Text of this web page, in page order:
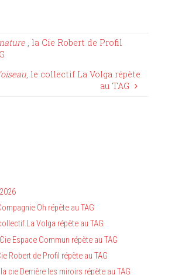
, la Cie Robert de Profil
, le collectif La Volga répète
au TAG
Oh répète au TAG
La Volga répète au TAG
Espace Commun répète au TAG
Robert de Profil répète au TAG
cie Derrière les miroirs répète au TAG